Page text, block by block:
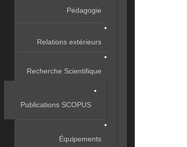
Pédagogie
Relations extérieurs
Recherche Scientifique
Publications SCOPUS
Équipements